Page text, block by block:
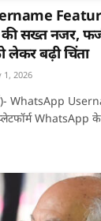
सख्त नजर,
बढ़ी चिंता
1, 2026
WhatsApp
WhatsApp